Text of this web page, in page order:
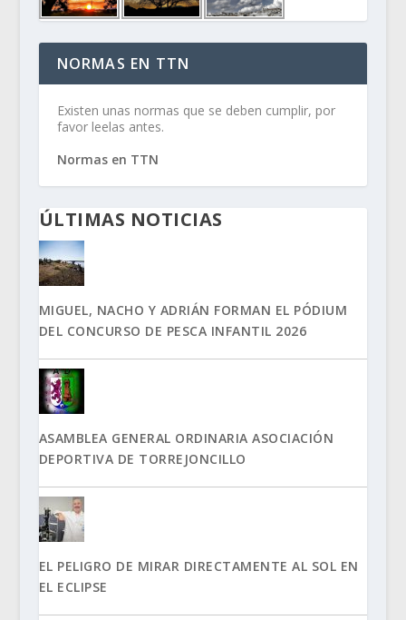
NORMAS EN TTN
Existen unas normas que se deben cumplir, por
favor leelas antes.
Normas en TTN
ÚLTIMAS NOTICIAS
MIGUEL, NACHO Y ADRIÁN FORMAN EL PÓDIUM
DEL CONCURSO DE PESCA INFANTIL 2026
ASAMBLEA GENERAL ORDINARIA ASOCIACIÓN
DEPORTIVA DE TORREJONCILLO
EL PELIGRO DE MIRAR DIRECTAMENTE AL SOL EN
EL ECLIPSE